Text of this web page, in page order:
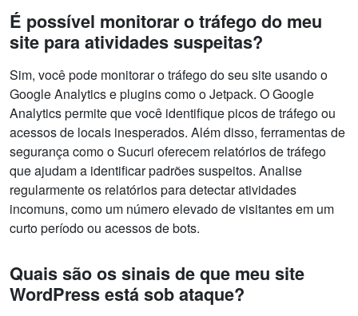
É possível monitorar o tráfego do meu
site para atividades suspeitas?
Sim, você pode monitorar o tráfego do seu site usando o
Google Analytics e plugins como o Jetpack. O Google
Analytics permite que você identifique picos de tráfego ou
acessos de locais inesperados. Além disso, ferramentas de
segurança como o Sucuri oferecem relatórios de tráfego
que ajudam a identificar padrões suspeitos. Analise
regularmente os relatórios para detectar atividades
incomuns, como um número elevado de visitantes em um
curto período ou acessos de bots.
Quais são os sinais de que meu site
WordPress está sob ataque?